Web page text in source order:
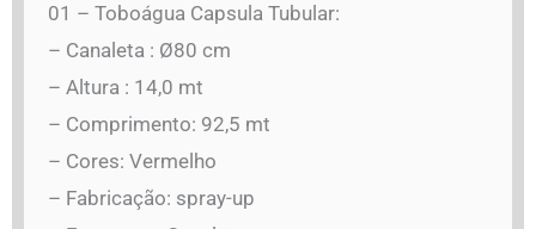
01 – Toboágua Capsula Tubular:
– Canaleta : Ø80 cm
– Altura : 14,0 mt
– Comprimento: 92,5 mt
– Cores: Vermelho
– Fabricação: spray-up